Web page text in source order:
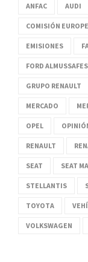
ANFAC AUDI
COMISIÓN
EMISIONES
FORD ALMUSSAFES
GRUPO RENAULT
MERCADO
OPEL
RENAULT
SEAT SEAT
STELLANTIS
TOYOTA
VOLKSWAGEN